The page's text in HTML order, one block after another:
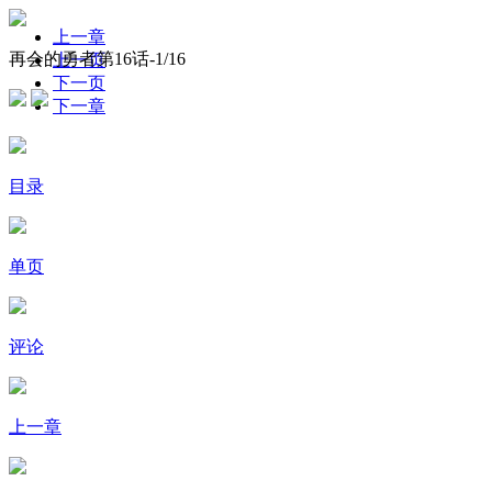
再会的勇者第16话-1/16
上一章
上一页
下一页
下一章
目录
单页
评论
上一章